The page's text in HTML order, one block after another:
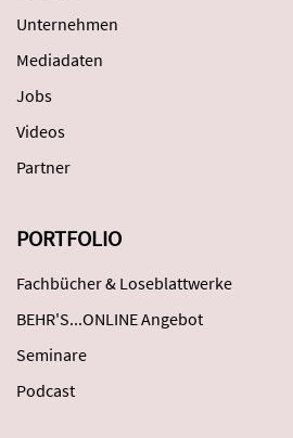
Unternehmen
Mediadaten
Jobs
Videos
Partner
PORTFOLIO
Fachbücher & Loseblattwerke
BEHR'S...ONLINE Angebot
Seminare
Podcast